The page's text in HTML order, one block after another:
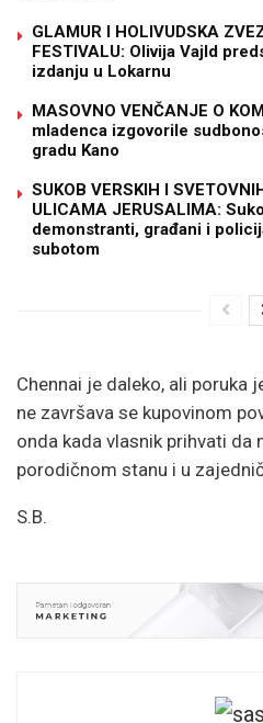
GLAMUR I HOLIVUDSKA
FESTIVALU: Olivija Vajld
izdanju u Lokarnu
MASOVNO VENČANJE O
mladenca izgovorile
gradu Kano
SUKOB VERSKIH I
ULICAMA JERUSALIMA:
demonstranti, građani i
subotom
Chennai je daleko, ali poruka
ne završava se kupovinom
onda kada vlasnik prihvati da
porodičnom stanu i u
S.B.